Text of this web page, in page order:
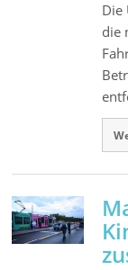
Die
die